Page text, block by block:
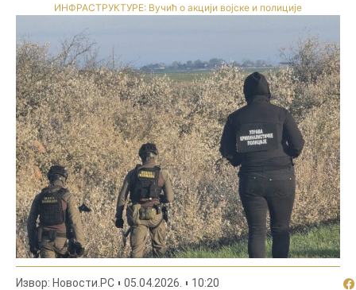
ИНФРАСТРУКТУРЕ: Вучић о акцији војске и полиције
Извор: Новости.РС 05.04.2026. 10:20